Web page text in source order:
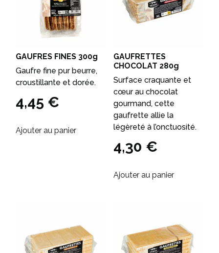
GAUFRES FINES 300g
Gaufre fine pur beurre,
croustillante et dorée.
4,45 €
Ajouter au panier
GAUFRETTES
CHOCOLAT 280g
Surface craquante et
cœur au chocolat
gourmand, cette
gaufrette allie la
légèreté à l’onctuosité.
4,30 €
Ajouter au panier